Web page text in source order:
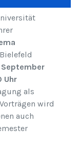
Uhr
als
wird
auch